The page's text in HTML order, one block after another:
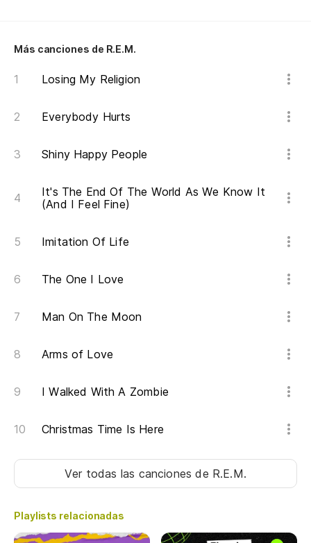
Más canciones de R.E.M.
Losing My Religion
Everybody Hurts
Shiny Happy People
It's The End Of The World As We Know It
(And I Feel Fine)
Imitation Of Life
The One I Love
Man On The Moon
Arms of Love
I Walked With A Zombie
Christmas Time Is Here
Ver todas las cancionesde R.E.M.
Playlists relacionadas